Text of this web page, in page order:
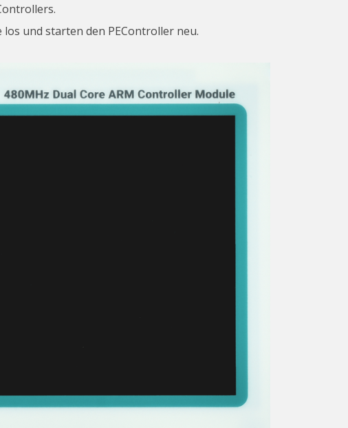
und starten den PEController neu.